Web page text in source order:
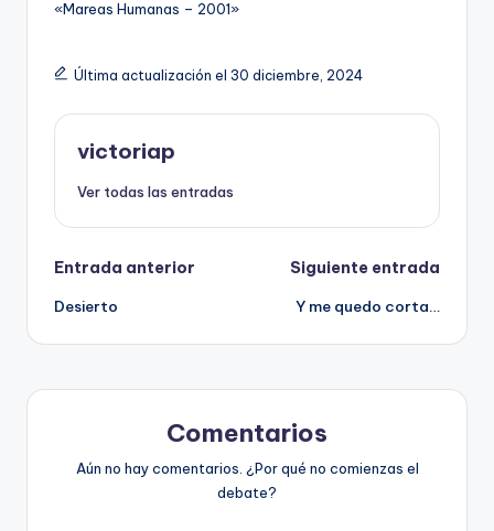
«Mareas Humanas – 2001»
Última actualización el 30 diciembre, 2024
victoriap
Ver todas las entradas
Navegación
de
Entrada anterior
Desierto
Siguiente entrada
Y me quedo corta…
Comentarios
Aún no hay comentarios. ¿Por qué no comienzas el
debate?